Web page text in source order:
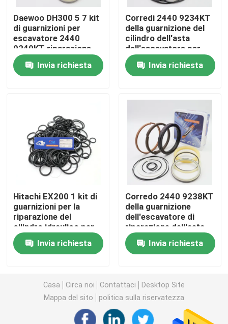
Notizie
Casi
Escavatore Seal Kit
corredo della guarnizione del jcb
Rod Seal idraulico
Guarnizione idraulica
Parapolvere idraulica
Guarnizione idraulica del pistone
Daewoo DH300 5 7 kit
di guarnizioni per
escavatore 2440
9240KT riparazione
del braccio del
cilindroInvia richiesta
Corredi 2440 9234KT
della guarnizione del
cilindro dell'asta
dell'escavatore per
Daewoo DH220 5
Invia richiesta
Hitachi EX200 1 kit di
guarnizioni per la
riparazione del
cilindro idraulico per
la valvola di controllo
dell'escavatore
Invia richiesta
Corredo 2440 9238KT
della guarnizione
dell'escavatore di
riparazione dell'asta
per Daewoo DH300 5
DH300 7Invia richiesta
Casa Circa noi Contattaci
Desktop Site
Mappa del sito
politica sulla riservatezza